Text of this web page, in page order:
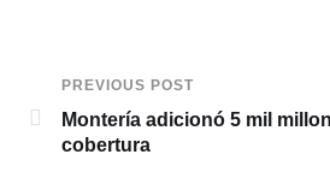
PREVIOUS POST
Montería adicionó 5 mil
cobertura